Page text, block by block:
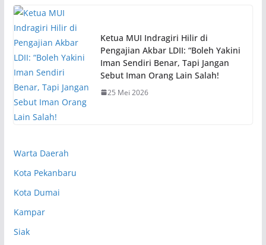
Ketua MUI Indragiri Hilir di
Pengajian Akbar LDII: “Boleh Yakini
Iman Sendiri Benar, Tapi Jangan
Sebut Iman Orang Lain Salah!
25 Mei 2026
Warta Daerah
Kota Pekanbaru
Kota Dumai
Kampar
Siak